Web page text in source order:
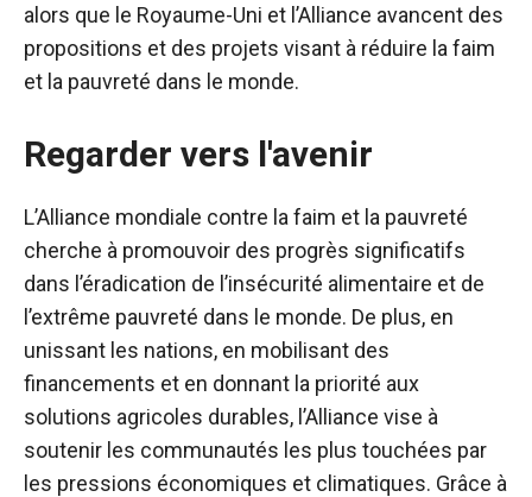
alors que le Royaume-Uni et l’Alliance avancent des
propositions et des projets visant à réduire la faim
et la pauvreté dans le monde.
Regarder vers l'avenir
L’Alliance mondiale contre la faim et la pauvreté
cherche à promouvoir des progrès significatifs
dans l’éradication de l’insécurité alimentaire et de
l’extrême pauvreté dans le monde. De plus, en
unissant les nations, en mobilisant des
financements et en donnant la priorité aux
solutions agricoles durables, l’Alliance vise à
soutenir les communautés les plus touchées par
les pressions économiques et climatiques. Grâce à